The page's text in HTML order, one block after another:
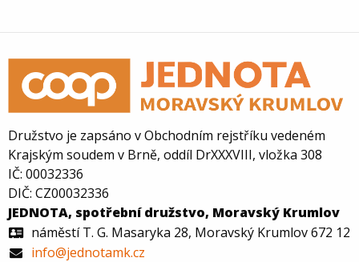
Družstvo je zapsáno v Obchodním rejstříku vedeném
Krajským soudem v Brně, oddíl DrXXXVIII, vložka 308
IČ: 00032336
DIČ: CZ00032336
JEDNOTA, spotřební družstvo, Moravský Krumlov
náměstí T. G. Masaryka 28, Moravský Krumlov 672 12
info@jednotamk.cz